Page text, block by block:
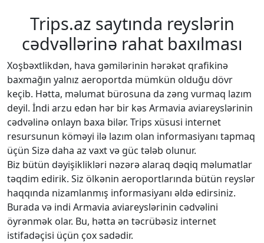
Trips.az saytında reyslərin
cədvəllərinə rahat baxılması
Xoşbəxtlikdən, hava gəmilərinin hərəkət qrafikinə
baxmağın yalnız aeroportda mümkün olduğu dövr
keçib. Hətta, məlumat bürosuna da zəng vurmaq lazım
deyil. İndi arzu edən hər bir kəs Armavia aviareyslərinin
cədvəlinə onlayn baxa bilər. Trips xüsusi internet
resursunun köməyi ilə lazım olan informasiyanı tapmaq
üçün Sizə daha az vaxt və güc tələb olunur.
Biz bütün dəyişiklikləri nəzərə alaraq dəqiq məlumatlar
təqdim edirik. Siz ölkənin aeroportlarında bütün reyslər
haqqında nizamlanmış informasiyanı əldə edirsiniz.
Burada və indi Armavia aviareyslərinin cədvəlini
öyrənmək olar. Bu, hətta ən təcrübəsiz internet
istifadəçisi üçün çox sadədir.